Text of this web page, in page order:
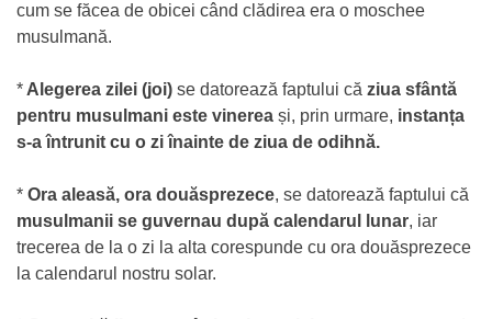
cum se făcea de obicei când clădirea era o moschee
musulmană.
* Alegerea zilei (joi) se datorează faptului că ziua sfântă
pentru musulmani este vinerea și, prin urmare, instanța
s-a întrunit cu o zi înainte de ziua de odihnă.
* Ora aleasă, ora douăsprezece, se datorează faptului că
musulmanii se guvernau după calendarul lunar, iar
trecerea de la o zi la alta corespunde cu ora douăsprezece
la calendarul nostru solar.